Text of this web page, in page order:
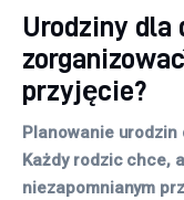
Urodziny dla
przyjęcie?
Planowanie
Każdy rodzic chce,
niezapomnianym